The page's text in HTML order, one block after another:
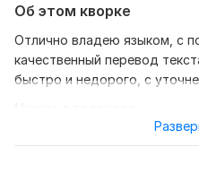
Об этом кворке
Отлично владею языком, с
качественный перевод
быстро и недорого, с
От вас требуется лишь сам